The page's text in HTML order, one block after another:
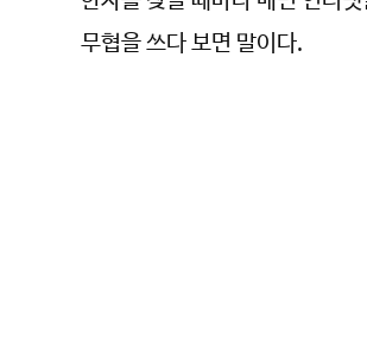
무협을 쓰다 보면 말이다.